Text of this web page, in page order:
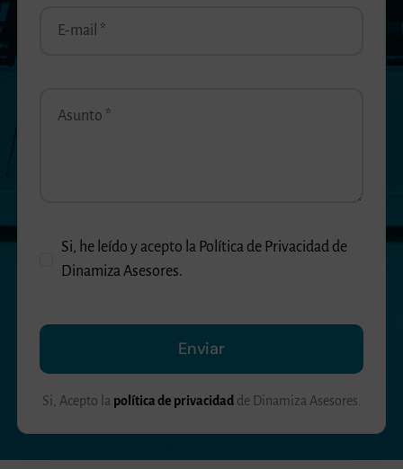
Si, he leído y acepto la Política de Privacidad de
Dinamiza Asesores.
Enviar
Si, Acepto la política de privacidadde Dinamiza Asesores.